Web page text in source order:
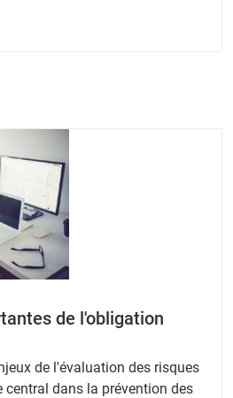
de l'obligation
de l'évaluation des risques
central dans la prévention des